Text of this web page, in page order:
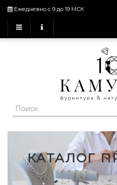
Ежедневно с 9 до 19 МСК
КАТАЛОГ